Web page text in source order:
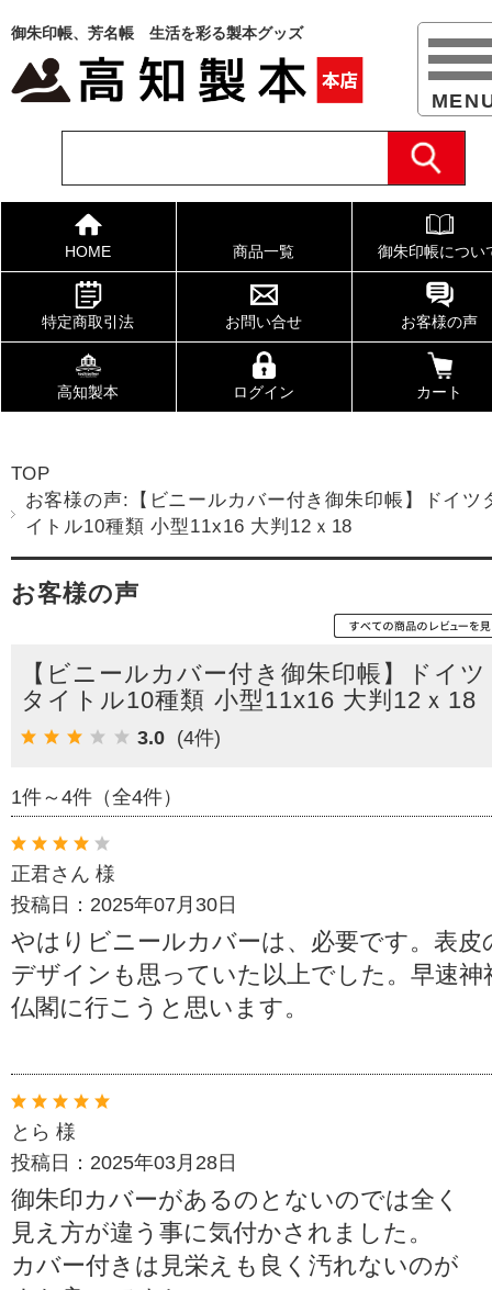
御朱印帳、芳名帳 生活を彩る製本グッズ
HOME 商品一覧 御朱印帳につい
特定商取引法 お問い合せ お客様の声
高知製本 ログイン カート
TOP
お客様の声:【ビニールカバー付き御朱印帳】ドイツ
イトル10種類 小型11x16 大判12ｘ18
お客様の声
【ビニールカバー付き御朱印帳】ドイツ
タイトル10種類 小型11x16 大判12ｘ18
3.0 (4件)
1件～4件（全4件）
正君さん 様
投稿日：2025年07月30日
やはりビニールカバーは、必要です。表皮
デザインも思っていた以上でした。早速神
仏閣に行こうと思います。
とら 様
投稿日：2025年03月28日
御朱印カバーがあるのとないのでは全く
見え方が違う事に気付かされました。
カバー付きは見栄えも良く汚れないのが